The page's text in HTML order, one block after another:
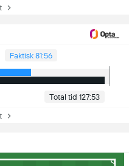
Faktisk 81:56
Total tid 127:53